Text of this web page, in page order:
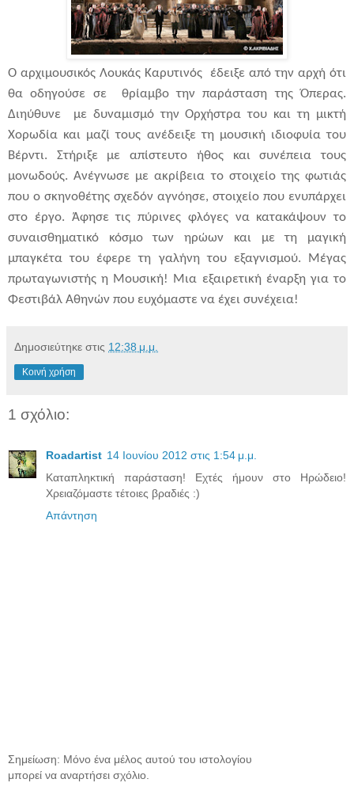
Ο αρχιμουσικός Λουκάς Καρυτινός έδειξε από την αρχή ότι
θα οδηγούσε σε θρίαμβο την παράσταση της Όπερας.
Διηύθυνε με δυναμισμό την Ορχήστρα του και τη μικτή
Χορωδία και μαζί τους ανέδειξε τη μουσική ιδιοφυία του
Βέρντι. Στήριξε με απίστευτο ήθος και συνέπεια τους
μονωδούς. Ανέγνωσε με ακρίβεια το στοιχείο της φωτιάς
που ο σκηνοθέτης σχεδόν αγνόησε, στοιχείο που ενυπάρχει
στο έργο. Άφησε τις πύρινες φλόγες να κατακάψουν το
συναισθηματικό κόσμο των ηρώων και με τη μαγική
μπαγκέτα του έφερε τη γαλήνη του εξαγνισμού. Μέγας
πρωταγωνιστής η Μουσική! Μια εξαιρετική έναρξη για το
Φεστιβάλ Αθηνών που ευχόμαστε να έχει συνέχεια!
Δημοσιεύτηκε στις 12:38 μ.μ.
Κοινή χρήση
1 σχόλιο:
Roadartist 14 Ιουνίου 2012 στις 1:54 μ.μ.
Καταπληκτική παράσταση! Εχτές ήμουν στο Ηρώδειο!
Χρειαζόμαστε τέτοιες βραδιές :)
Απάντηση
Σημείωση: Μόνο ένα μέλος αυτού του ιστολογίου
μπορεί να αναρτήσει σχόλιο.